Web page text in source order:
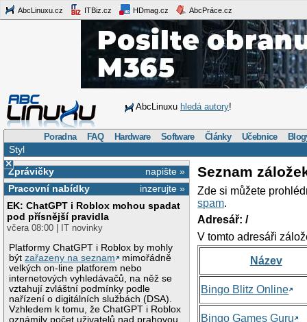
AbcLinuxu.cz ITBiz.cz HDmag.cz AbcPráce.cz
AbcLinuxu hledá autory!
Poradna FAQ Hardware Software Články Učebnice
Styl
×
napište »
Zprávičky
inzerujte »
Pracovní nabídky
EK: ChatGPT i Roblox mohou spadat
pod přísnější pravidla
včera 08:00 | IT novinky
Platformy ChatGPT i Roblox by mohly
býtzařazeny na seznam
mimořádně
velkých on-line platforem nebo
internetových vyhledávačů, na něž se
vztahují zvláštní podmínky podle
nařízení o digitálních službách (DSA).
Vzhledem k tomu, že ChatGPT i Roblox
oznámily počet uživatelů nad prahovou
Seznam
Zde si můžete
spam.
Adresář: /
V tomto adresáři
Název
Bingo Blitz Online
Bingo Games Guru